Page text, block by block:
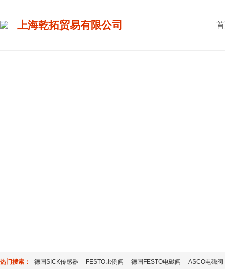
上海乾拓贸易有限公司
热门搜索： 德国SICK传感器 FESTO比例阀 德国FESTO电磁阀 ASCO电磁阀